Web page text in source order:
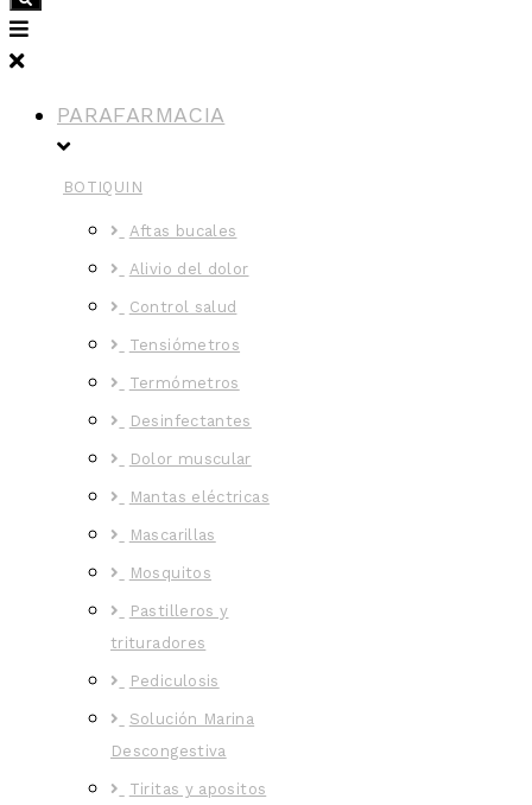
PARAFARMACIA
BOTIQUIN
Aftas bucales
Alivio del dolor
Control salud
Tensiómetros
Termómetros
Desinfectantes
Dolor muscular
Mantas eléctricas
Mascarillas
Mosquitos
Pastilleros y
trituradores
Pediculosis
Solución Marina
Descongestiva
Tiritas y apositos